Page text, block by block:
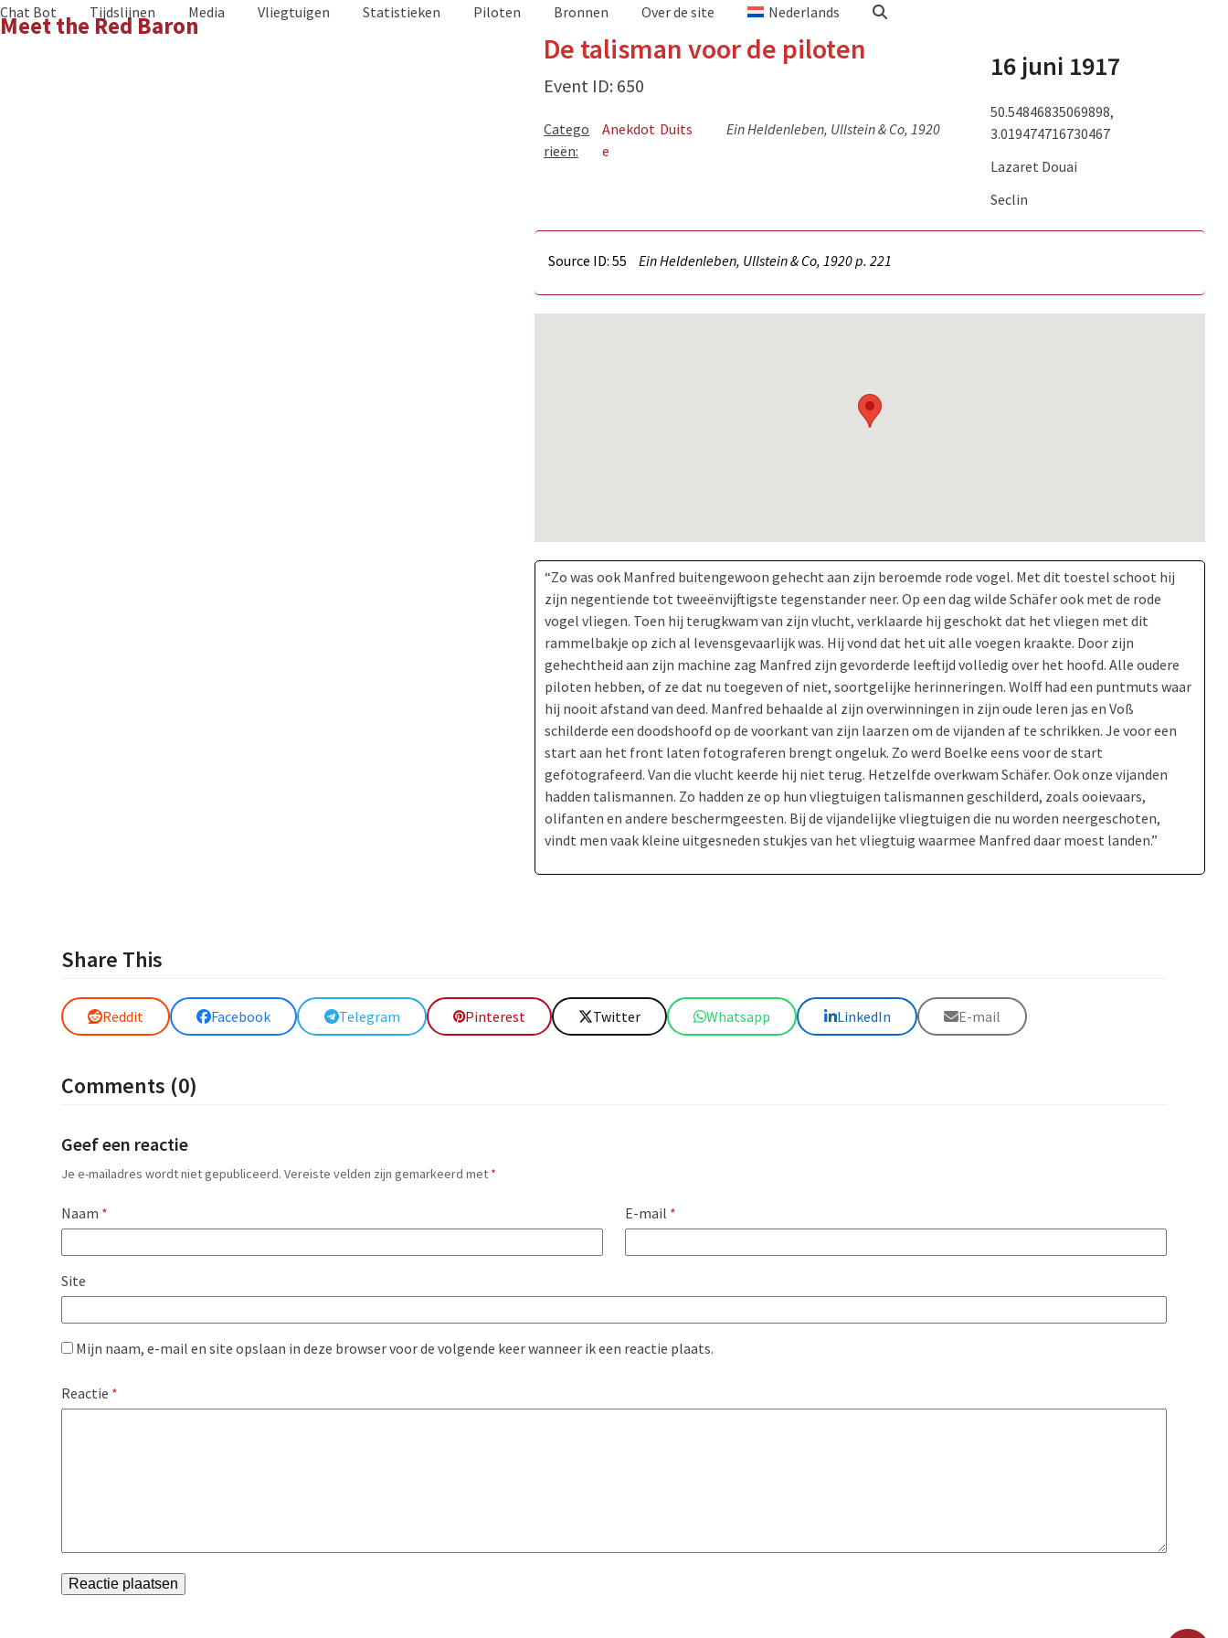
Skip
to
Meet the Red Baron
Chat Bot Tijdslijnen Media Vliegtuigen Statistieken Piloten Bronnen Over de site Nederlands
De talisman voor de piloten
Event ID: 650
Catego
rieën:
Anekdot
e
Duits Ein Heldenleben, Ullstein & Co, 1920
16 juni 1917
50.54846835069898,
3.019474716730467
Lazaret Douai
Seclin
Source ID: 55 Ein Heldenleben, Ullstein & Co, 1920 p. 221
“Zo was ook Manfred buitengewoon gehecht aan zijn beroemde rode vogel. Met dit toestel schoot hij
zijn negentiende tot tweeënvijftigste tegenstander neer. Op een dag wilde Schäfer ook met de rode
vogel vliegen. Toen hij terugkwam van zijn vlucht, verklaarde hij geschokt dat het vliegen met dit
rammelbakje op zich al levensgevaarlijk was. Hij vond dat het uit alle voegen kraakte. Door zijn
gehechtheid aan zijn machine zag Manfred zijn gevorderde leeftijd volledig over het hoofd. Alle oudere
piloten hebben, of ze dat nu toegeven of niet, soortgelijke herinneringen. Wolff had een puntmuts waar
hij nooit afstand van deed. Manfred behaalde al zijn overwinningen in zijn oude leren jas en Voß
schilderde een doodshoofd op de voorkant van zijn laarzen om de vijanden af te schrikken. Je voor een
start aan het front laten fotograferen brengt ongeluk. Zo werd Boelke eens voor de start
gefotografeerd. Van die vlucht keerde hij niet terug. Hetzelfde overkwam Schäfer. Ook onze vijanden
hadden talismannen. Zo hadden ze op hun vliegtuigen talismannen geschilderd, zoals ooievaars,
olifanten en andere beschermgeesten. Bij de vijandelijke vliegtuigen die nu worden neergeschoten,
vindt men vaak kleine uitgesneden stukjes van het vliegtuig waarmee Manfred daar moest landen.”
Share This
Reddit Facebook Telegram Pinterest Twitter Whatsapp LinkedIn E-mail
Comments (0)
Geef een reactie
Je e-mailadres wordt niet gepubliceerd. Vereiste velden zijn gemarkeerd met *
Naam * E-mail *
Site
Mijn naam, e-mail en site opslaan in deze browser voor de volgende keer wanneer ik een reactie plaats.
Reactie *